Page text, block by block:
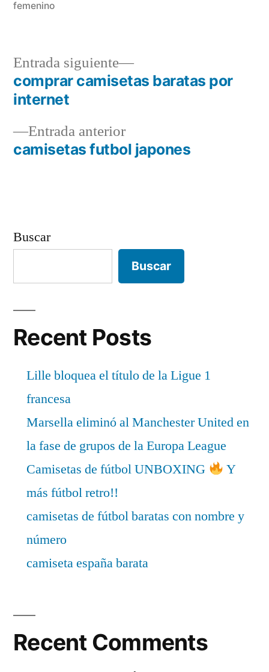
femenino
Navegación
entradas
Entrada anteriorEntrada
anterior:
camisetas futbol japones
Entrada siguiente
Entrada
siguiente:
comprar camisetas baratas por
internet
Buscar
Buscar
Recent Posts
Lille bloquea el título de la Ligue 1
francesa
Marsella eliminó al Manchester United en
la fase de grupos de la Europa League
Camisetas de fútbol UNBOXING
Y
más fútbol retro!!
camisetas de fútbol baratas con nombre y
número
camiseta españa barata
Recent Comments